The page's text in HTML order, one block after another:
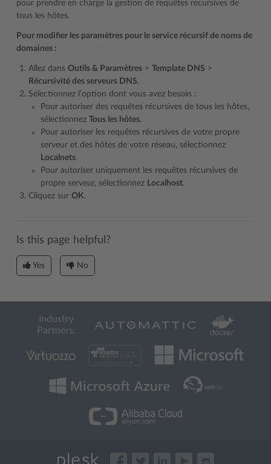
pour prendre en charge la gestion de requêtes récursives de
tous les hôtes.
Pour modifier les paramètres pour le service récursif de noms de
domaines :
Allez dans Outils & Paramètres > Template DNS >
Récursivité des serveurs DNS.
Sélectionnez l’option dont vous avez besoin :
Pour autoriser des requêtes récursives de tous les hôtes,
sélectionnez Tous les hôtes.
Pour autoriser les requêtes récursives de votre propre
serveur et des hôtes de votre réseau, sélectionnez
Localnets.
Pour autoriser uniquement les requêtes récursives de
propre serveur, sélectionnez Localhost.
Cliquez sur OK.
Is this page helpful?
Yes No
Industry
Partners: